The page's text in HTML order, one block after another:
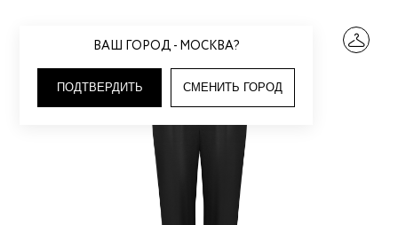
ВАШ ГОРОД - МОСКВА?
ПОДТВЕРДИТЬ СМЕНИТЬ ГОРОД